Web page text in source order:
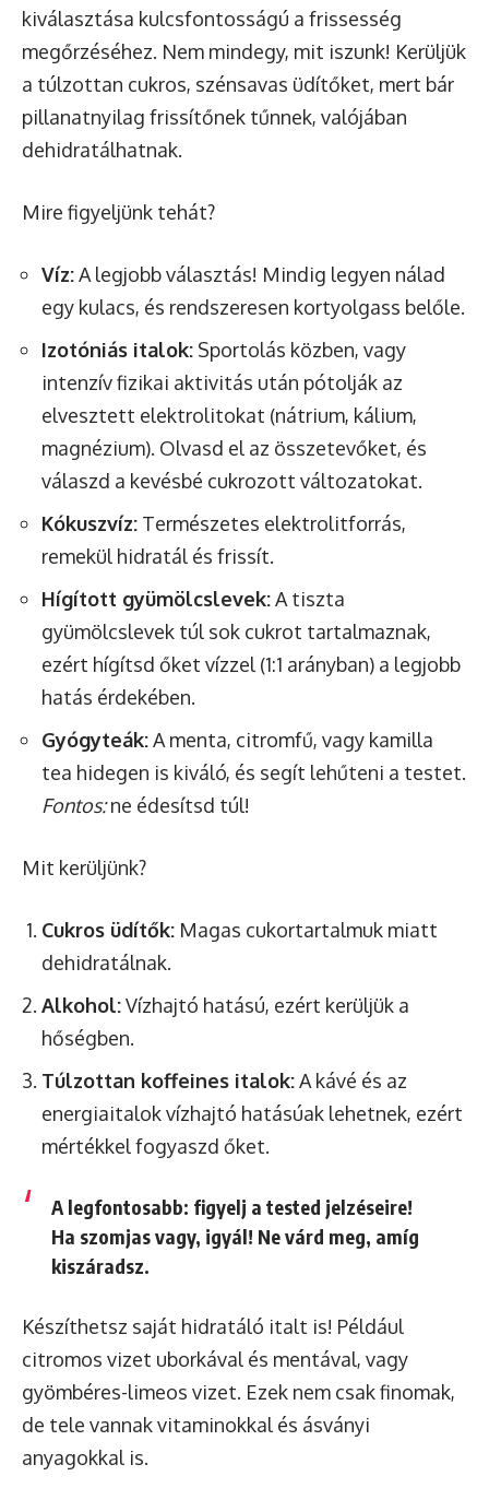
kiválasztása kulcsfontosságú a frissesség
megőrzéséhez. Nem mindegy, mit iszunk! Kerüljük
a túlzottan cukros, szénsavas üdítőket, mert bár
pillanatnyilag frissítőnek tűnnek, valójában
dehidratálhatnak.
Mire figyeljünk tehát?
Víz:A legjobb választás! Mindig legyen nálad
egy kulacs, és rendszeresen kortyolgass belőle.
Izotóniás italok: Sportolás közben, vagy
intenzív fizikai aktivitás után pótolják az
elvesztett elektrolitokat (nátrium, kálium,
magnézium). Olvasd el az összetevőket, és
válaszd a kevésbé cukrozott változatokat.
Kókuszvíz: Természetes elektrolitforrás,
remekül hidratál és frissít.
Hígított gyümölcslevek:A tiszta
gyümölcslevek túl sok cukrot tartalmaznak,
ezért hígítsd őket vízzel (1:1 arányban) a legjobb
hatás érdekében.
Gyógyteák:A menta, citromfű, vagy kamilla
tea hidegen is kiváló, és segít lehűteni a testet.
Fontos:ne édesítsd túl!
Mit kerüljünk?
Cukros üdítők: Magas cukortartalmuk miatt
dehidratálnak.
Alkohol:Vízhajtó hatású, ezért kerüljük a
hőségben.
Túlzottan koffeines italok:A kávé és az
energiaitalok vízhajtó hatásúak lehetnek, ezért
mértékkel fogyaszd őket.
A legfontosabb: figyelj a tested jelzéseire!
Ha szomjas vagy, igyál! Ne várd meg, amíg
kiszáradsz.
Készíthetsz saját hidratáló italt is! Például
citromos vizet uborkával és mentával, vagy
gyömbéres-limeos vizet. Ezek nem csak finomak,
de tele vannak vitaminokkal és ásványi
anyagokkal is.